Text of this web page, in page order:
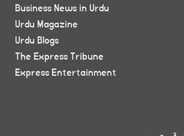
Business News in Urdu
Urdu Magazine
Urdu Blogs
The Express Tribune
Express Entertainment